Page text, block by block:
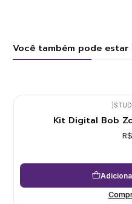
Você também pode
Kit Digital Bob